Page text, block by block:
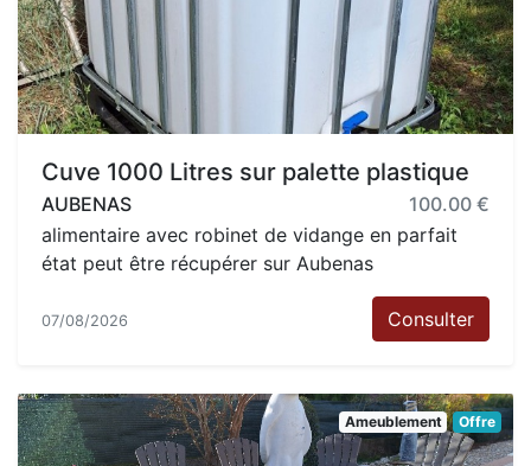
Cuve 1000 Litres sur palette plastique
AUBENAS
100.00 €
alimentaire avec robinet de vidange en parfait
état peut être récupérer sur Aubenas
07/08/2026 Consulter
Ameublement Offre